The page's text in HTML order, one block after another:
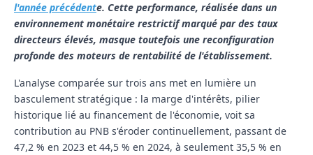
l'année précédente. Cette performance, réalisée dans un
environnement monétaire restrictif marqué par des taux
directeurs élevés, masque toutefois une reconfiguration
profonde des moteurs de rentabilité de l'établissement.
L'analyse comparée sur trois ans met en lumière un
basculement stratégique : la marge d'intérêts, pilier
historique lié au financement de l'économie, voit sa
contribution au PNB s'éroder continuellement, passant de
47,2 % en 2023 et 44,5 % en 2024, à seulement 35,5 % en